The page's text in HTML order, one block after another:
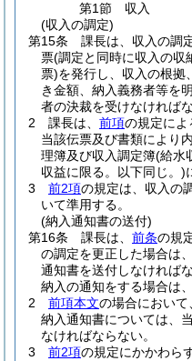
第1節
収入
(収入の調定)
第15条
課長は、収入の調
票(調定と同時に収入の収
票)を発行し、収入の根拠
き金額、納入義務者等を
者の決裁を受けなければな
2
課長は、 前項の規定によ
当該伝票及び書類により
理簿及び収入調定簿(給水
収益に限る。以下同じ。)
3
前2項の規定は、収入の
いて準用する。
(納入通知書の送付)
第16条
課長は、 前条の規
の調定を更正した場合は
通知書を送付しなければな
納入の通知をする場合は
2
前項本文の場合におい
納入通知書については、
なければならない。
3
前2項の規定にかかわら